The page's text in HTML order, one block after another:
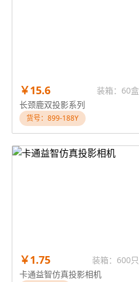
￥15.6
装箱：60盒
长颈鹿双投影系列
货号：899-188Y
￥1.75
装箱：600只
卡通益智仿真投影相机